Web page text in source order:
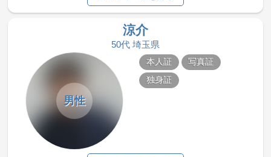
涼介
50代 埼玉県
男性
本人証
写真証
独身証